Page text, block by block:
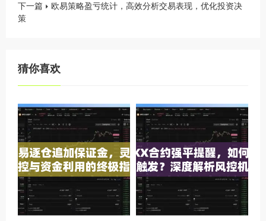
下一篇
欧易策略盈亏统计，高效分析交易表现，优化投资决
策
猜你喜欢